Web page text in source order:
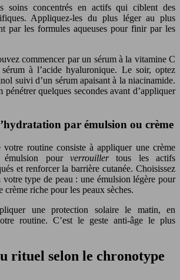
soins concentrés en actifs qui ciblent des
Appliquez-les du plus léger au plus
par les formules aqueuses pour finir par les
commencer par un sérum à la vitamine C
à l’acide hyaluronique. Le soir, optez
suivi d’un sérum apaisant à la niacinamide.
pénétrer quelques secondes avant d’appliquer
par émulsion ou crème
votre routine consiste à appliquer une crème
émulsion pour verrouillertous les actifs
et renforcer la barrière cutanée. Choisissez
votre type de peau : une émulsion légère pour
crème riche pour les peaux sèches.
une protection solaire le matin, en
routine. C’est le geste anti-âge le plus
rituel selon le chronotype